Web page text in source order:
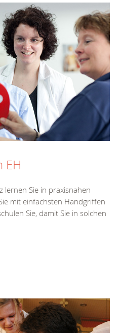
EH
lernen Sie in praxisnahen
mit einfachsten Handgriffen
Sie, damit Sie in solchen